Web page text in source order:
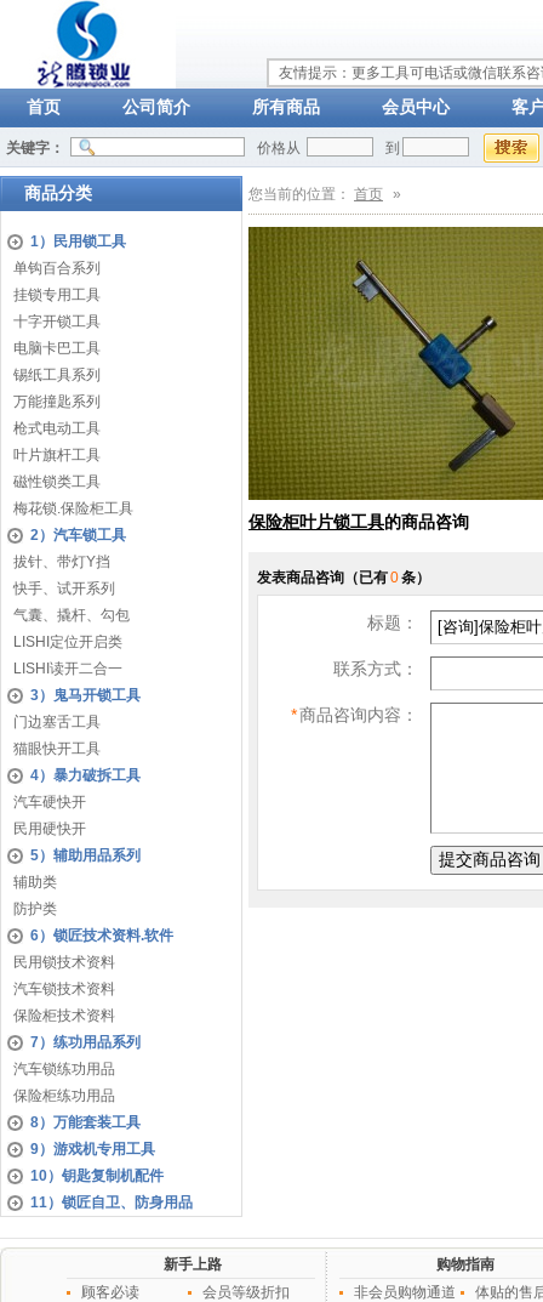
友情提示：更多工具可电话或微信联系
首页 公司简介 所有商品 会员中心 客
关键字： 价格从 到
商品分类
1）民用锁工具
单钩百合系列
挂锁专用工具
十字开锁工具
电脑卡巴工具
锡纸工具系列
万能撞匙系列
枪式电动工具
叶片旗杆工具
磁性锁类工具
梅花锁.保险柜工具
2）汽车锁工具
拔针、带灯Y挡
快手、试开系列
气囊、撬杆、勾包
LISHI定位开启类
LISHI读开二合一
3）鬼马开锁工具
门边塞舌工具
猫眼快开工具
4）暴力破拆工具
汽车硬快开
民用硬快开
5）辅助用品系列
辅助类
防护类
6）锁匠技术资料.软件
民用锁技术资料
汽车锁技术资料
保险柜技术资料
7）练功用品系列
汽车锁练功用品
保险柜练功用品
8）万能套装工具
9）游戏机专用工具
10）钥匙复制机配件
11）锁匠自卫、防身用品
您当前的位置： 首页 »
保险柜叶片锁工具的商品咨询
发表商品咨询 （已有0条）
标题：
联系方式：
*商品咨询内容：
新手上路
顾客必读
会员等级折扣
购物指南
非会员购物通道
体贴的售